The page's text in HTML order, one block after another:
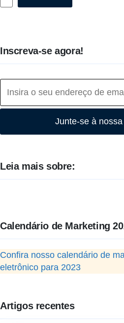
Inscreva-se agora!
Junte-se à
Leia mais sobre:
Calendário de Marketing
Confira nosso calendário de
eletrônico para 2023
Artigos recentes